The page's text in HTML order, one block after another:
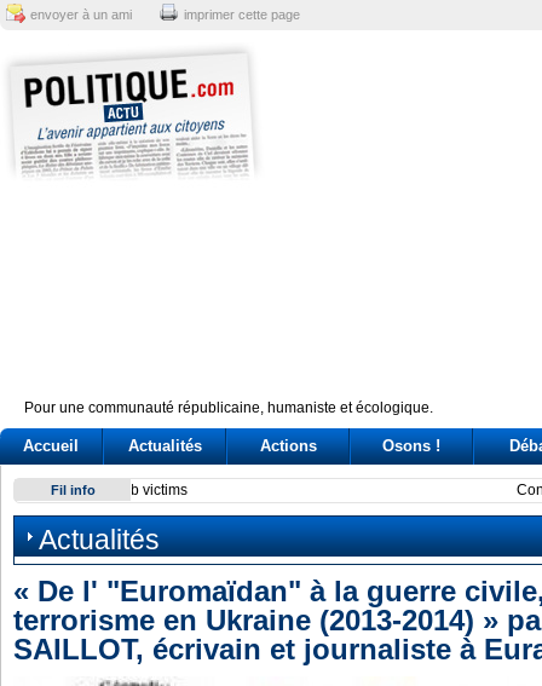
envoyer à un ami imprimer cette page
Pour une communauté républicaine, humaniste et écologique.
Accueil Actualités Actions Osons !
Fil info Conte e l'audizione in Commissione Covid: tre ore di
Actualités
« De l' "Euromaïdan" à la guerre
terrorisme en Ukraine (2013-2014) »
SAILLOT, écrivain et journaliste à